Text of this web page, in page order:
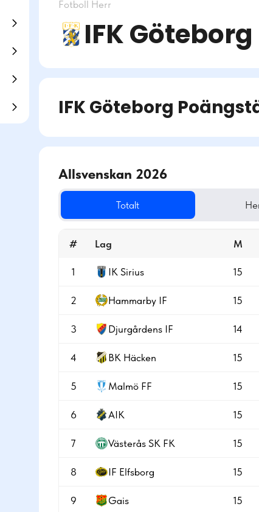
Fotboll Herr
IFK Göteborg
IFK Göteborg
Allsvenskan 2026
Totalt
# Lag M
1 IK Sirius 15
2 Hammarby IF 15
3 Djurgårdens IF 14
4 BK Häcken 15
5 Malmö FF 15
6 AIK 15
7 Västerås SK FK 15
8 IF Elfsborg 15
9 Gais 15